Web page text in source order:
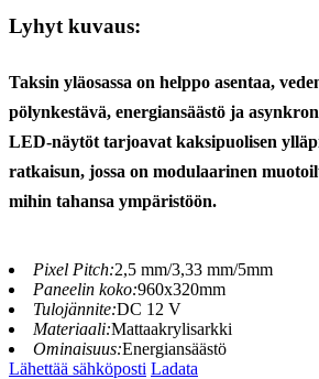
Lyhyt kuvaus:
Taksin yläosassa on helppo asentaa,
pölynkestävä, energiansäästö ja
LED-näytöt tarjoavat kaksipuolisen
ratkaisun, jossa on modulaarinen
mihin tahansa ympäristöön.
Pixel Pitch:2,5 mm/3,33 mm/5mm
Paneelin koko:960x320mm
Tulojännite:DC 12 V
Materiaali:Mattaakrylisarkki
Ominaisuus:Energiansäästö
Lähettää sähköposti Ladata